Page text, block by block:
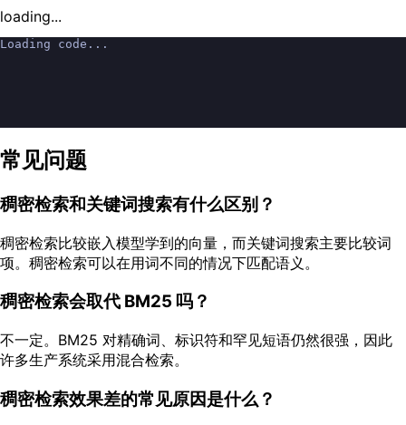
loading...
Loading code...
常见问题
稠密检索和关键词搜索有什么区别？
稠密检索比较嵌入模型学到的向量，而关键词搜索主要比较词
项。稠密检索可以在用词不同的情况下匹配语义。
稠密检索会取代 BM25 吗？
不一定。BM25 对精确词、标识符和罕见短语仍然很强，因此
许多生产系统采用混合检索。
稠密检索效果差的常见原因是什么？